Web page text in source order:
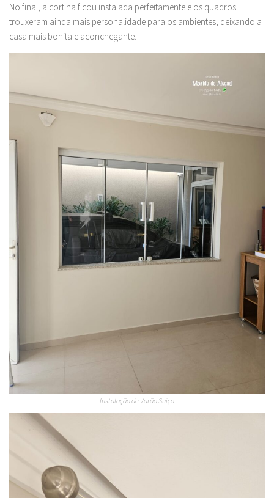
No final, a cortina ficou instalada perfeitamente e os quadros
trouxeram ainda mais personalidade para os ambientes, deixando a
casa mais bonita e aconchegante.
Instalação de Varão Suíço